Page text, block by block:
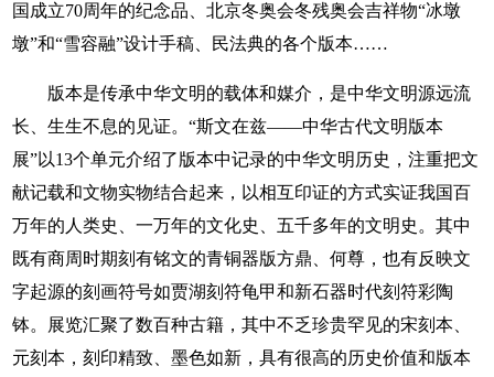
国成立70周年的纪念品、北京冬奥会冬残奥会吉祥物“冰墩
墩”和“雪容融”设计手稿、民法典的各个版本……
版本是传承中华文明的载体和媒介，是中华文明源远流
长、生生不息的见证。“斯文在兹——中华古代文明版本
展”以13个单元介绍了版本中记录的中华文明历史，注重把文
献记载和文物实物结合起来，以相互印证的方式实证我国百
万年的人类史、一万年的文化史、五千多年的文明史。其中
既有商周时期刻有铭文的青铜器版方鼎、何尊，也有反映文
字起源的刻画符号如贾湖刻符龟甲和新石器时代刻符彩陶
钵。展览汇聚了数百种古籍，其中不乏珍贵罕见的宋刻本、
元刻本，刻印精致、墨色如新，具有很高的历史价值和版本